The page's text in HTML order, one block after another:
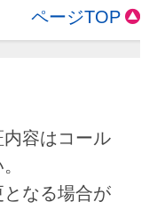
ページTOP
容はコール
なる場合が